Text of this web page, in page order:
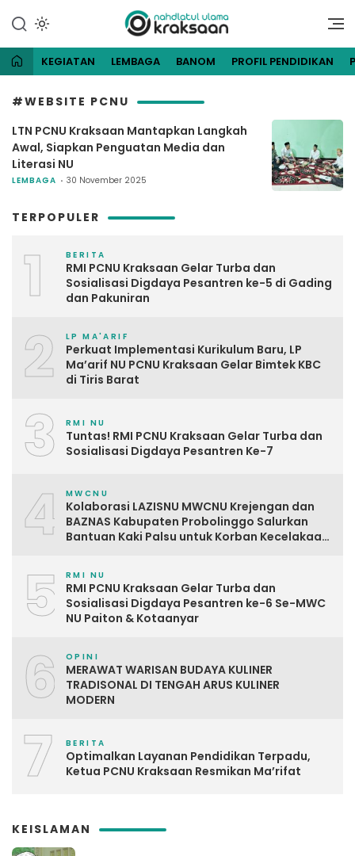
konten
NU Kraksaan
Website Resmi Pengurus
Kraksaan
KEGIATAN LEMBAGA BANOM PROFIL PENDIDIKAN
#WEBSITE PCNU
LTN PCNU Kraksaan Mantapkan Langkah
Awal, Siapkan Penguatan Media dan
Literasi NU
LEMBAGA 30 November 2025
TERPOPULER
1 BERITA
RMI PCNU Kraksaan Gelar Turba dan
Sosialisasi Digdaya Pesantren ke-5 di Gading
dan Pakuniran
2 LP MA'ARIF
Perkuat Implementasi Kurikulum Baru, LP
Ma’arif NU PCNU Kraksaan Gelar Bimtek KBC
di Tiris Barat
3 RMI NU
Tuntas! RMI PCNU Kraksaan Gelar Turba dan
Sosialisasi Digdaya Pesantren Ke-7
4 MWCNU
Kolaborasi LAZISNU MWCNU Krejengan dan
BAZNAS Kabupaten Probolinggo Salurkan
Bantuan Kaki Palsu untuk Korban Kecelakaan
5 RMI NU
RMI PCNU Kraksaan Gelar Turba dan
Sosialisasi Digdaya Pesantren ke-6 Se-MWC
NU Paiton & Kotaanyar
6 OPINI
MERAWAT WARISAN BUDAYA KULINER
TRADISONAL DI TENGAH ARUS KULINER
MODERN
7 BERITA
Optimalkan Layanan Pendidikan Terpadu,
Ketua PCNU Kraksaan Resmikan Ma’rifat
KEISLAMAN